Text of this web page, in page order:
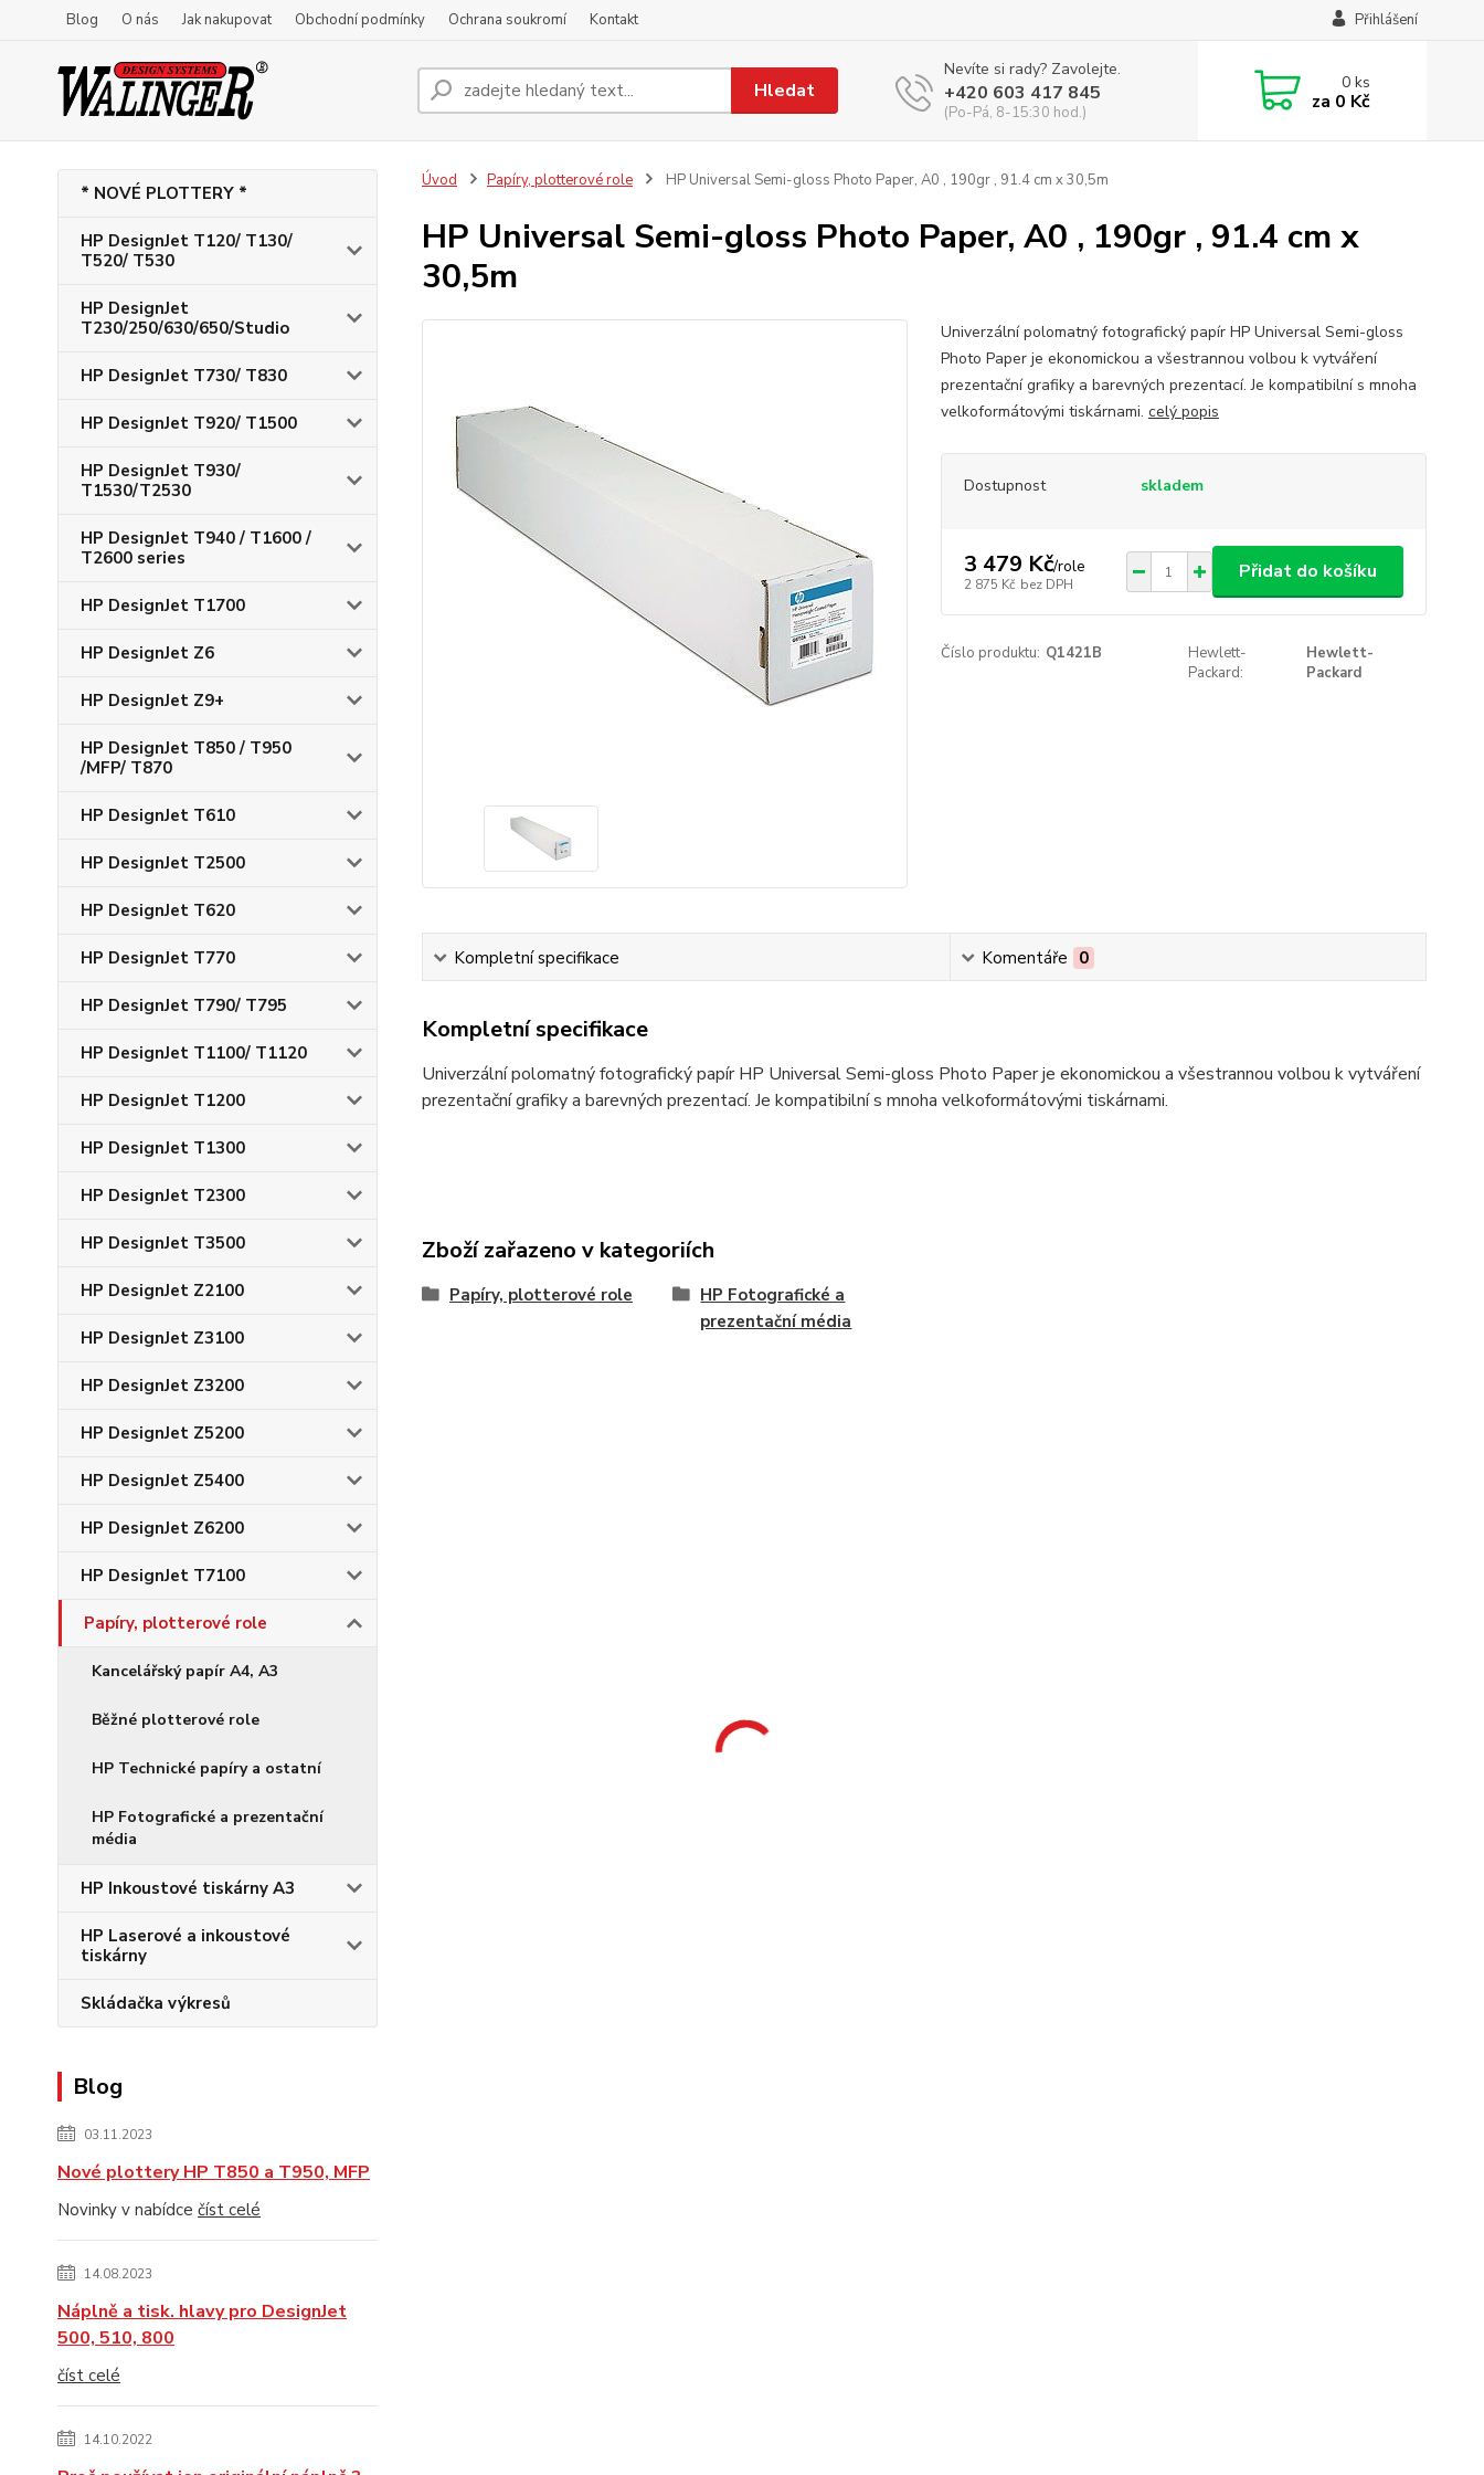
Blog O nás Jak nakupovat Obchodní podmínky Ochrana soukromí Kontakt Přihlášení
Hledat
Nevíte si rady? Zavolejte.
+420 603 417 845
(Po-Pá, 8-15:30 hod.)
0ks
za 0 Kč
* NOVÉ PLOTTERY *
HP DesignJet T120/ T130/
T520/ T530
HP DesignJet
T230/250/630/650/Studio
HP DesignJet T730/ T830
HP DesignJet T920/ T1500
HP DesignJet T930/
T1530/T2530
HP DesignJet T940 / T1600 /
T2600 series
HP DesignJet T1700
HP DesignJet Z6
HP DesignJet Z9+
HP DesignJet T850 / T950
/MFP/ T870
HP DesignJet T610
HP DesignJet T2500
HP DesignJet T620
HP DesignJet T770
HP DesignJet T790/ T795
HP DesignJet T1100/ T1120
HP DesignJet T1200
HP DesignJet T1300
HP DesignJet T2300
HP DesignJet T3500
HP DesignJet Z2100
HP DesignJet Z3100
HP DesignJet Z3200
HP DesignJet Z5200
HP DesignJet Z5400
HP DesignJet Z6200
HP DesignJet T7100
Papíry, plotterové role
Kancelářský papír A4, A3
Běžné plotterové role
HP Technické papíry a ostatní
HP Fotografické a prezentační
média
HP Inkoustové tiskárny A3
HP Laserové a inkoustové
tiskárny
Skládačka výkresů
Blog
03.11.2023
Nové plottery HP T850 a T950, MFP
Novinky v nabídce číst celé
14.08.2023
Náplně a tisk. hlavy pro DesignJet
500, 510, 800
číst celé
14.10.2022
Úvod Papíry, plotterové role HP Universal Semi-gloss Photo Paper, A0 , 190gr , 91.4 cm x 30,5m
HP Universal Semi-gloss Photo Paper, A0 , 190gr , 91.4 cm x
30,5m
Univerzální polomatný fotografický papír HP Universal Semi-gloss
Photo Paper je ekonomickou a všestrannou volbou k vytváření
prezentační grafiky a barevných prezentací. Je kompatibilní s mnoha
velkoformátovými tiskárnami. celý popis
Dostupnost skladem
3 479 Kč/role
2 875 Kč bez DPH
Přidat do košíku
Číslo produktu: Q1421B
Hewlett-
Packard:
Hewlett-
Packard
Kompletní specifikace Komentáře 0
Kompletní specifikace
Univerzální polomatný fotografický papír HP Universal Semi-gloss Photo Paper je ekonomickou a všestrannou volbou k vytváření
prezentační grafiky a barevných prezentací. Je kompatibilní s mnoha velkoformátovými tiskárnami.
Zboží zařazeno v kategoriích
Papíry, plotterové role
HP Fotografické a
prezentační média